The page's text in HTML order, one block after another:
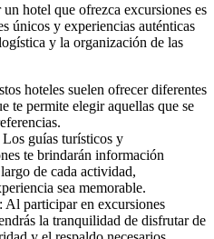
hotel que ofrezca excursiones es
únicos y experiencias auténticas
y la organización de las
hoteles suelen ofrecer diferentes
te permite elegir aquellas que se
Los guías turísticos y
te brindarán información
de cada actividad,
sea memorable.
: Al participar en excursiones
la tranquilidad de disfrutar de